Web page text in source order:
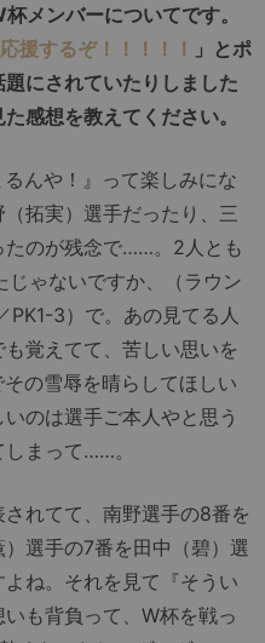
メンバーについてです。
援するぞ！！！！！ 」とポ
にされていたりしました
感想を教えてください。
るんや！』って楽しみにな
拓実）選手だったり、三
たのが残念で……。2人とも
じゃないですか、（ラウン
PK1-3）で。あの見てる人
覚えてて、苦しい思いを
の雪辱を晴らしてほしい
のは選手ご本人やと思う
まって……。
れてて、南野選手の8番を
選手の7番を田中（碧）選
ね。それを見て『そうい
も背負って、W杯を戦っ